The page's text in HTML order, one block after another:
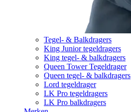
Tegel- & Balkdragers
King Junior tegeldragers
King tegel- & balkdragers
Queen Tower Tegeldrager
Queen tegel- & balkdragers
Lord tegeldrager
LK Pro tegeldragers
LK Pro balkdragers